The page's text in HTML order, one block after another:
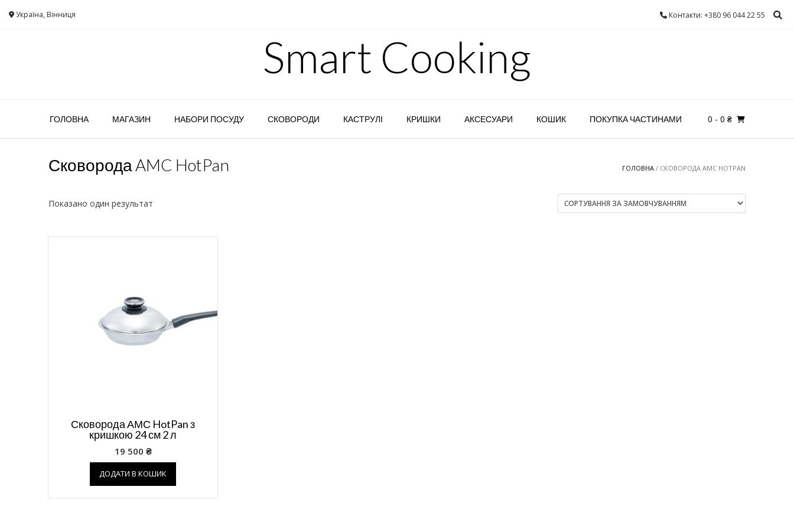
Україна, Вінниця Контакти: +380 96 044 22 55
Smart Cooking
ГОЛОВНА МАГАЗИН НАБОРИ ПОСУДУ СКОВОРОДИ КАСТРУЛІ КРИШКИ АКСЕСУАРИ КОШИК ПОКУПКА ЧАСТИНАМИ 0 - 0 ₴
ГОЛОВНА / СКОВОРОДА AMC HOTPAN
Сковорода AMC HotPan
Показано один результат
Сковорода АМС HotPan з
кришкою 24 см 2 л
19 500 ₴
ДОДАТИ В КОШИК